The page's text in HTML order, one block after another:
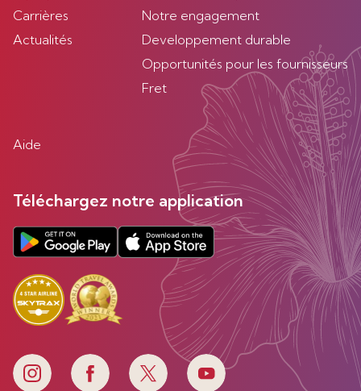
Carrières
Actualités
Notre engagement
Developpement durable
Opportunités pour les fournisseurs
Fret
Aide
Téléchargez notre application